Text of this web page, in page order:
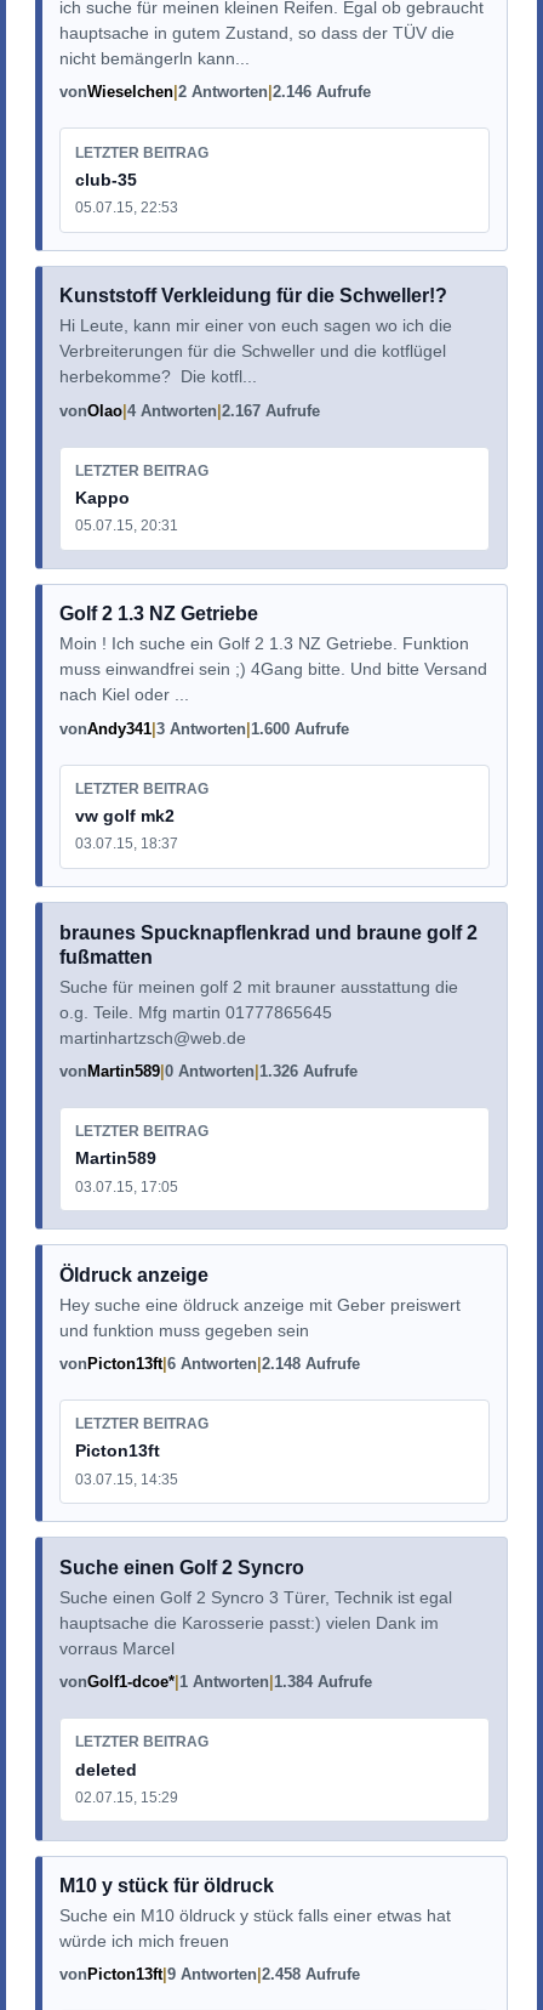
ich suche für meinen kleinen Reifen. Egal ob gebraucht
hauptsache in gutem Zustand, so dass der TÜV die
nicht bemängerln kann...
vonWieselchen 2 Antworten 2.146 Aufrufe
LETZTER BEITRAG
club-35
05.07.15, 22:53
Kunststoff Verkleidung für die Schweller!?
Hi Leute, kann mir einer von euch sagen wo ich die
Verbreiterungen für die Schweller und die kotflügel
herbekomme? Die kotfl...
vonOlao 4 Antworten 2.167 Aufrufe
LETZTER BEITRAG
Kappo
05.07.15, 20:31
Golf 2 1.3 NZ Getriebe
Moin ! Ich suche ein Golf 2 1.3 NZ Getriebe. Funktion
muss einwandfrei sein ;) 4Gang bitte. Und bitte Versand
nach Kiel oder ...
vonAndy341 3 Antworten 1.600 Aufrufe
LETZTER BEITRAG
vw golf mk2
03.07.15, 18:37
braunes Spucknapflenkrad und braune golf 2
fußmatten
Suche für meinen golf 2 mit brauner ausstattung die
o.g. Teile. Mfg martin 01777865645
martinhartzsch@web.de
von Martin589 0 Antworten 1.326 Aufrufe
LETZTER BEITRAG
Martin589
03.07.15, 17:05
Öldruck anzeige
Hey suche eine öldruck anzeige mit Geber preiswert
und funktion muss gegeben sein
vonPicton13ft 6 Antworten 2.148 Aufrufe
LETZTER BEITRAG
Picton13ft
03.07.15, 14:35
Suche einen Golf 2 Syncro
Suche einen Golf 2 Syncro 3 Türer, Technik ist egal
hauptsache die Karosserie passt:) vielen Dank im
vorraus Marcel
vonGolf1-dcoe* 1 Antworten 1.384 Aufrufe
LETZTER BEITRAG
deleted
02.07.15, 15:29
M10 y stück für öldruck
Suche ein M10 öldruck y stück falls einer etwas hat
würde ich mich freuen
vonPicton13ft 9 Antworten 2.458 Aufrufe